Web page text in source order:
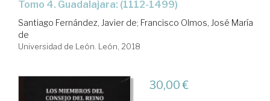
Tomo 4. Guadalajara: (1112-1499)
Santiago Fernández, Javier de; Francisco Olmos, José María
de
Universidad de León. León, 2018
30,00 €